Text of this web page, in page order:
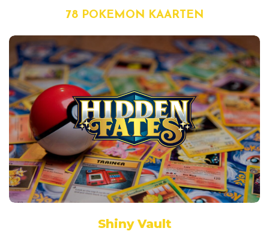
78 POKEMON KAARTEN
Shiny Vault